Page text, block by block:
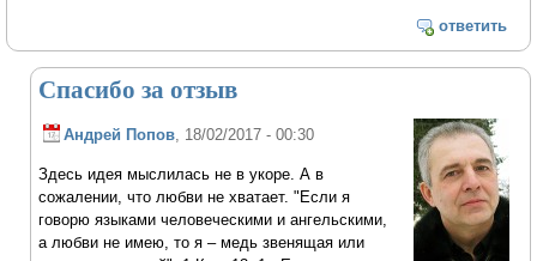
ответить
Спасибо за отзыв
Андрей Попов , 18/02/2017 - 00:30
Здесь идея мыслилась не в укоре. А в
сожалении, что любви не хватает. "Если я
говорю языками человеческими и ангельскими,
а любви не имею, то я – медь звенящая или